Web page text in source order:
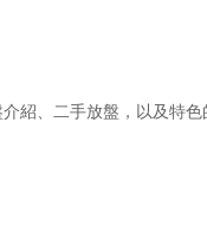
紹、二手放盤，以及特色